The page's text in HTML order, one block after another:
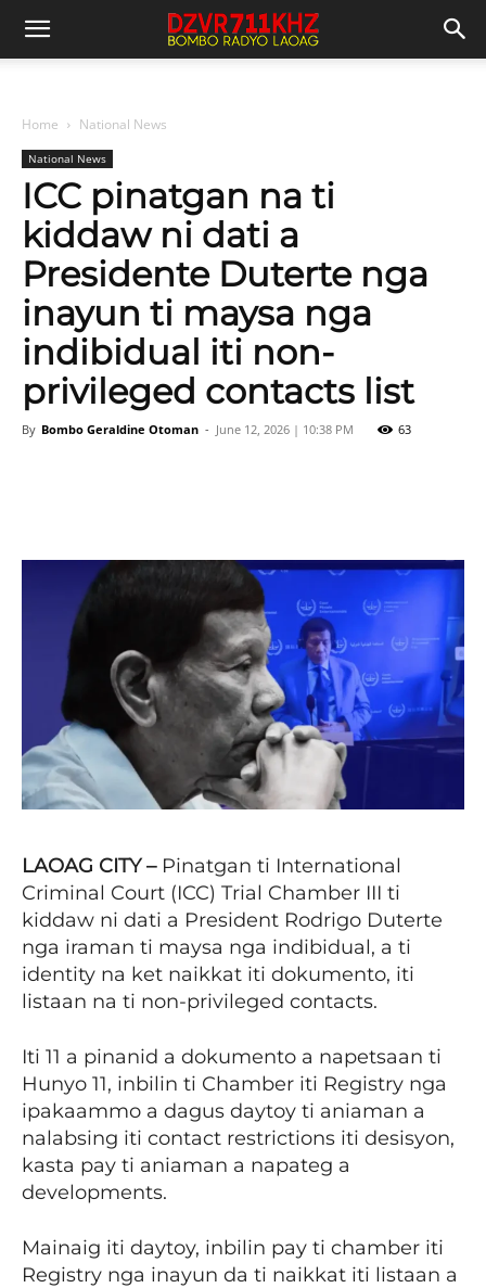
Home National News
National News
ICC pinatgan na ti
kiddaw ni dati a
Presidente Duterte nga
inayun ti maysa nga
indibidual iti non-
privileged contacts list
By Bombo Geraldine Otoman - June 12, 2026 | 10:38 PM 63
LAOAG CITY – Pinatgan ti International
Criminal Court (ICC) Trial Chamber III ti
kiddaw ni dati a President Rodrigo Duterte
nga iraman ti maysa nga indibidual, a ti
identity na ket naikkat iti dokumento, iti
listaan na ti non-privileged contacts.
Iti 11 a pinanid a dokumento a napetsaan ti
Hunyo 11, inbilin ti Chamber iti Registry nga
ipakaammo a dagus daytoy ti aniaman a
nalabsing iti contact restrictions iti desisyon,
kasta pay ti aniaman a napateg a
developments.
Mainaig iti daytoy, inbilin pay ti chamber iti
Registry nga inayun da ti naikkat iti listaan a